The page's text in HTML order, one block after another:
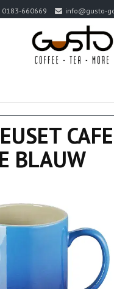
0183-660669 info@gusto-
BLAUW